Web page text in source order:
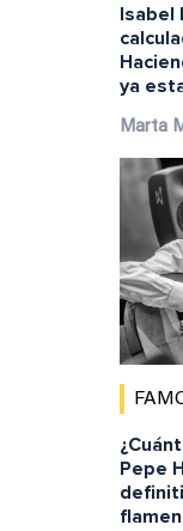
Isabel
ya
Marta
Pepe